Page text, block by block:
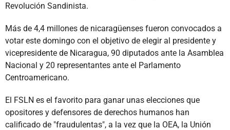
Revolución Sandinista.
Más de 4,4 millones de nicaragüenses fueron convocados a
votar este domingo con el objetivo de elegir al presidente y
vicepresidente de Nicaragua, 90 diputados ante la Asamblea
Nacional y 20 representantes ante el Parlamento
Centroamericano.
El FSLN es el favorito para ganar unas elecciones que
opositores y defensores de derechos humanos han
calificado de "fraudulentas", a la vez que la OEA, la Unión